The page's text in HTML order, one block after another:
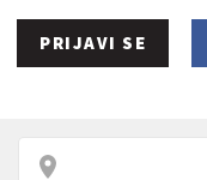
PRIJAVI SE